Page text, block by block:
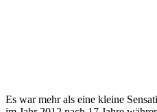
Es war mehr als eine kleine